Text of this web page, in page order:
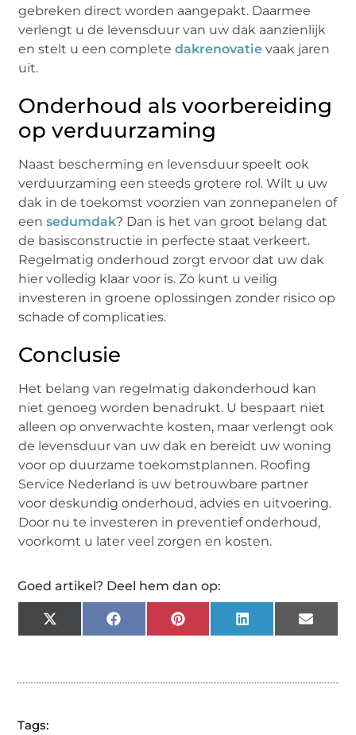
gebreken direct worden aangepakt. Daarmee
verlengt u de levensduur van uw dak aanzienlijk
en stelt u een completedakrenovatie vaak jaren
uit.
Onderhoud als voorbereiding
op verduurzaming
Naast bescherming en levensduur speelt ook
verduurzaming een steeds grotere rol. Wilt u uw
dak in de toekomst voorzien van zonnepanelen of
eensedumdak? Dan is het van groot belang dat
de basisconstructie in perfecte staat verkeert.
Regelmatig onderhoud zorgt ervoor dat uw dak
hier volledig klaar voor is. Zo kunt u veilig
investeren in groene oplossingen zonder risico op
schade of complicaties.
Conclusie
Het belang van regelmatig dakonderhoud kan
niet genoeg worden benadrukt. U bespaart niet
alleen op onverwachte kosten, maar verlengt ook
de levensduur van uw dak en bereidt uw woning
voor op duurzame toekomstplannen. Roofing
Service Nederland is uw betrouwbare partner
voor deskundig onderhoud, advies en uitvoering.
Door nu te investeren in preventief onderhoud,
voorkomt u later veel zorgen en kosten.
Goed artikel? Deel hem dan op:
X
(Twitter)
Facebook Pinterest LinkedIn Email
Tags: